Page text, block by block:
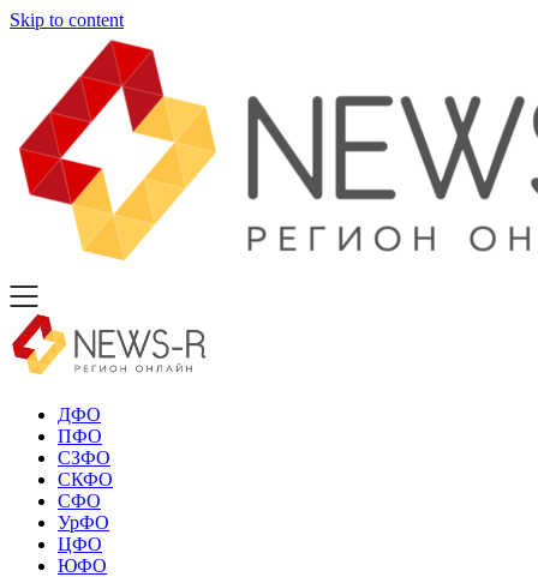
Skip to content
ДФО
ПФО
СЗФО
СКФО
СФО
УрФО
ЦФО
ЮФО